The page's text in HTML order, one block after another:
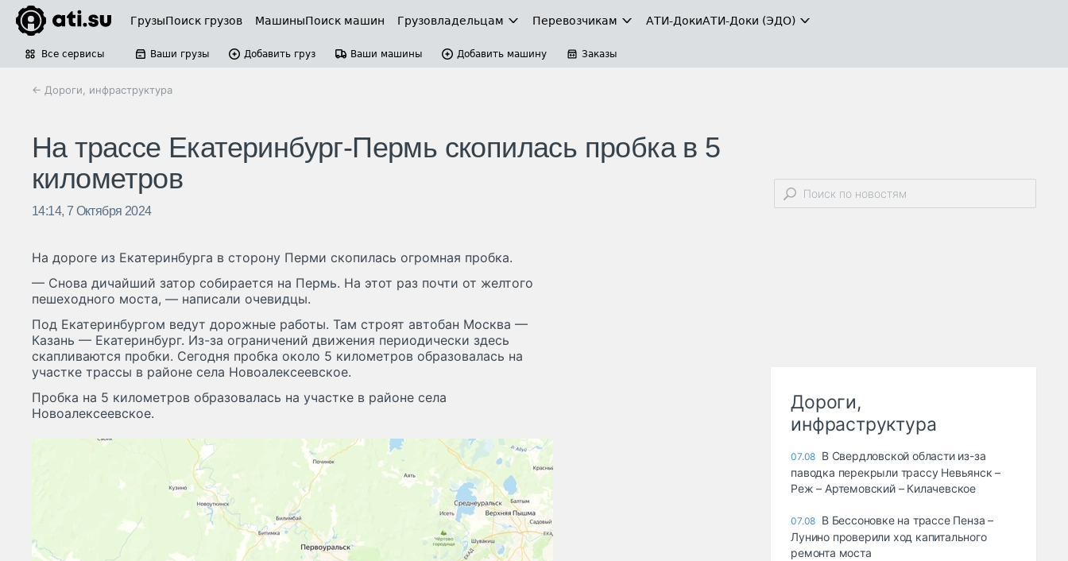
ГрузыПоиск грузов МашиныПоиск машин Грузовладельцам Перевозчикам АТИ-ДокиАТИ-Доки (ЭДО)
Все сервисы Ваши грузы Добавить груз Ваши машины Добавить машину Заказы
← Дороги, инфраструктура
На трассе Екатеринбург-Пермь скопилась пробка в 5
километров
14:14, 7 Октября 2024
На дороге из Екатеринбурга в сторону Перми скопилась огромная пробка.
— Снова дичайший затор собирается на Пермь. На этот раз почти от желтого
пешеходного моста, — написали очевидцы.
Под Екатеринбургом ведут дорожные работы. Там строят автобан Москва —
Казань — Екатеринбург. Из-за ограничений движения периодически здесь
скапливаются пробки. Сегодня пробка около 5 километров образовалась на
участке трассы в районе села Новоалексеевское.
Пробка на 5 километров образовалась на участке в районе села
Новоалексеевское.
Дороги,
инфраструктура
07.08 В Свердловской области из-за
паводка перекрыли трассу Невьянск –
Реж – Артемовский – Килачевское
07.08 В Бессоновке на трассе Пенза –
Лунино проверили ход капитального
ремонта моста